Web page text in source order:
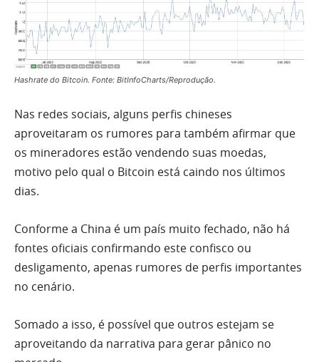
Hashrate do Bitcoin. Fonte: BitInfoCharts/Reprodução.
Nas redes sociais, alguns perfis chineses
aproveitaram os rumores para também afirmar que
os mineradores estão vendendo suas moedas,
motivo pelo qual o Bitcoin está caindo nos últimos
dias.
Conforme a China é um país muito fechado, não há
fontes oficiais confirmando este confisco ou
desligamento, apenas rumores de perfis importantes
no cenário.
Somado a isso, é possível que outros estejam se
aproveitando da narrativa para gerar pânico no